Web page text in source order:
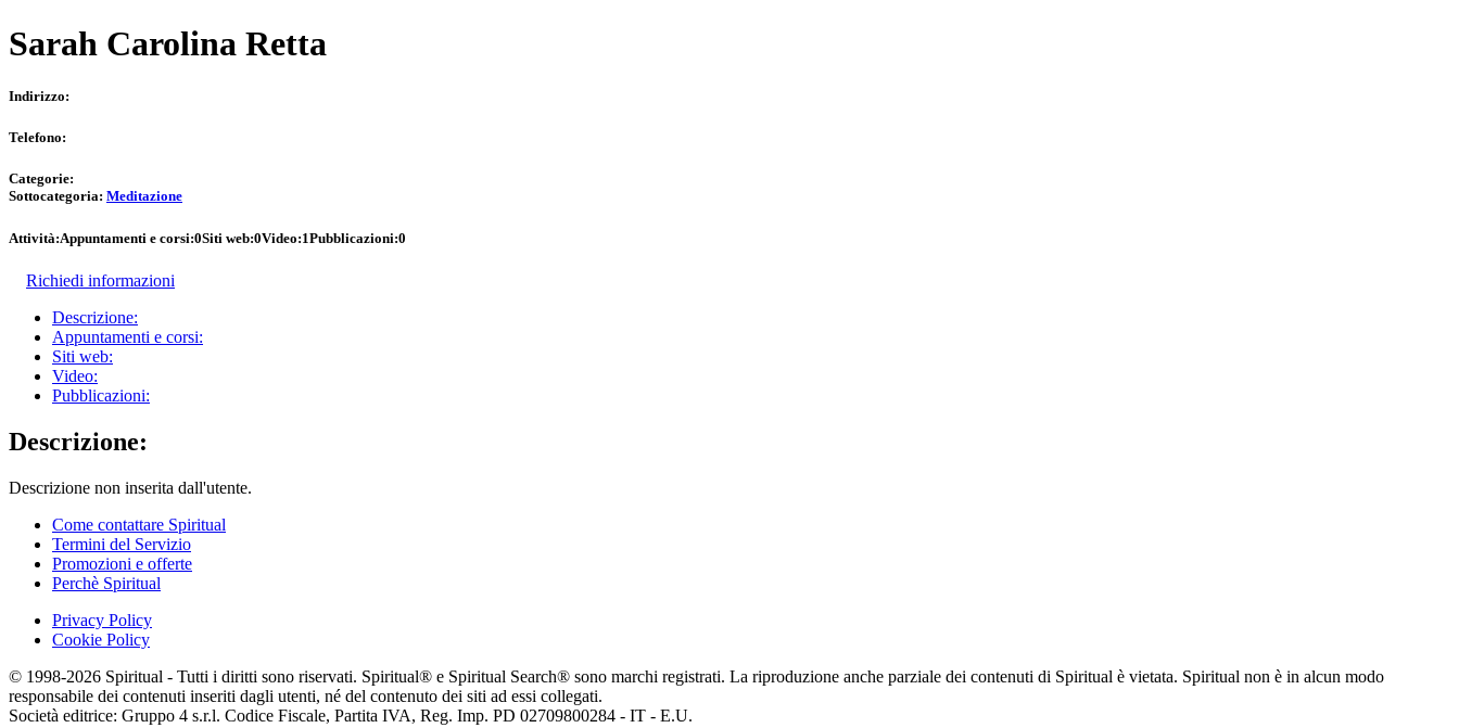
Sarah Carolina Retta
Indirizzo:
Telefono:
Categorie:
Sottocategoria: Meditazione
Attività:Appuntamenti e corsi:0Siti web:0Video:1Pubblicazioni:0
Richiedi informazioni
Descrizione:
Appuntamenti e corsi:
Siti web:
Video:
Pubblicazioni:
Descrizione:
Descrizione non inserita dall'utente.
Come contattare Spiritual
Termini del Servizio
Promozioni e offerte
Perchè Spiritual
Privacy Policy
Cookie Policy
© 1998-2026 Spiritual - Tutti i diritti sono riservati. Spiritual® e Spiritual Search® sono marchi registrati. La riproduzione anche parziale dei contenuti di Spiritual è vietata. Spiritual non è in alcun modo
responsabile dei contenuti inseriti dagli utenti, né del contenuto dei siti ad essi collegati.
Società editrice: Gruppo 4 s.r.l. Codice Fiscale, Partita IVA, Reg. Imp. PD 02709800284 - IT - E.U.